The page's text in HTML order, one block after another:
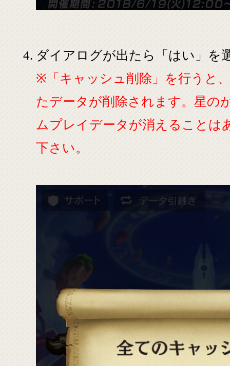
ダイアログが出たら「はい」を
※「キャッシュ削除」を行うと
たデータが削除されます。星の
ムプレイデータが消えることは
下さい。